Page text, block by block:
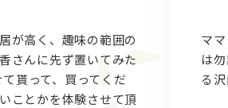
が高く、趣味の範囲の
さんに先ず置いてみた
貰って、買ってくだ
ことかを体験させて頂
マ
は
る